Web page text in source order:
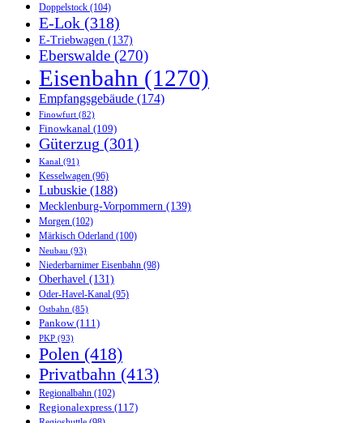
Doppelstock (104)
E-Lok (318)
E-Triebwagen (137)
Eberswalde (270)
Eisenbahn (1270)
Empfangsgebäude (174)
Finowfurt (82)
Finowkanal (109)
Güterzug (301)
Kanal (91)
Kesselwagen (96)
Lubuskie (188)
Mecklenburg-Vorpommern (139)
Morgen (102)
Märkisch Oderland (100)
Neubau (93)
Niederbarnimer Eisenbahn (98)
Oberhavel (131)
Oder-Havel-Kanal (95)
Ostbahn (85)
Pankow(111)
PKP (93)
Polen (418)
Privatbahn (413)
Regionalbahn (102)
Regionalexpress (117)